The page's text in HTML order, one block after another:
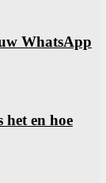
WhatsApp
het en hoe